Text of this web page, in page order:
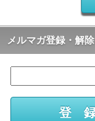
メルマガ登録・解除